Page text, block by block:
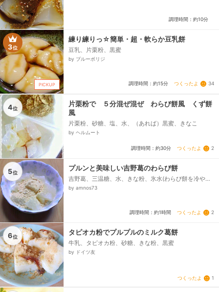
調理時間：約10分
3位
PICKUP
練り練りっ☆簡単・超・軟らか豆乳餅
豆乳、片栗粉、黒蜜
by ブルーボリジ
調理時間：約15分 つくったよ 34
4位
片栗粉で ５分混ぜ混ぜ わらび餅風 くず餅
風
片栗粉、砂糖、塩、水、（あれば）黒蜜、きなこ
by ヘルムート
調理時間：約30分 つくったよ 2
5位
プルンと美味しい吉野葛のわらび餅
吉野葛、三温糖、水、きな粉、氷水(わらび餅を冷やす
用)
by amnos73
調理時間：約1時間 つくったよ 2
6位
タピオカ粉でプルプルのミルク葛餅
牛乳、タピオカ粉、砂糖、きな粉、黒蜜
by ドイツ友
つくったよ 1